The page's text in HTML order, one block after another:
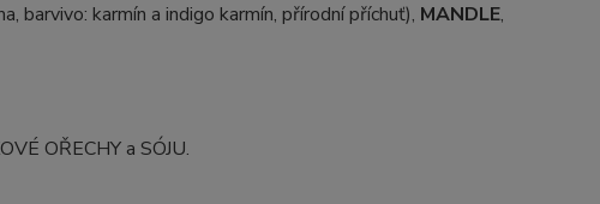
barvivo: karmín a indigo karmín, přírodní příchuť), MANDLE,
OŘECHY a SÓJU.